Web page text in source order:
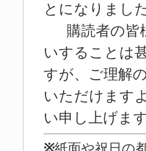
とになりまし
購読者の皆
いすることは
すが、ご理解
いただけます
い申し上げま